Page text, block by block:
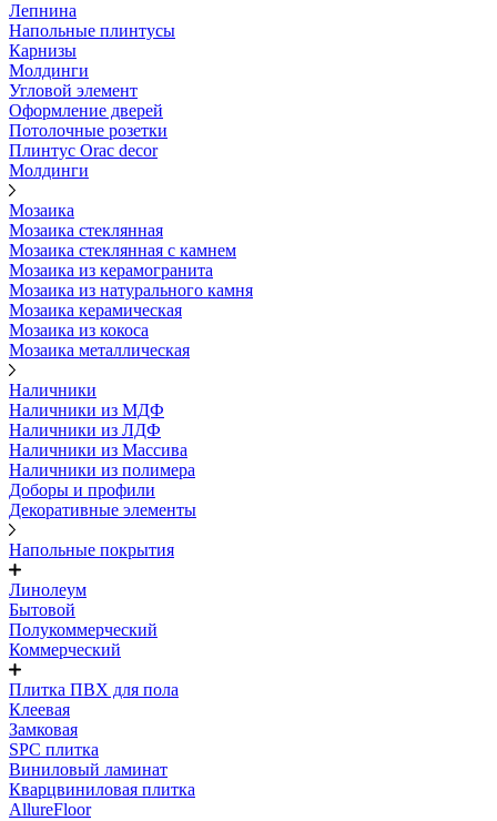
Лепнина
Напольные плинтусы
Карнизы
Молдинги
Угловой элемент
Оформление дверей
Потолочные розетки
Плинтус Orac decor
Молдинги
Мозаика
Мозаика стеклянная
Мозаика стеклянная с камнем
Мозаика из керамогранита
Мозаика из натурального камня
Мозаика керамическая
Мозаика из кокоса
Мозаика металлическая
Наличники
Наличники из МДФ
Наличники из ЛДФ
Наличники из Массива
Наличники из полимера
Доборы и профили
Декоративные элементы
Напольные покрытия
Линолеум
Бытовой
Полукоммерческий
Коммерческий
Плитка ПВХ для пола
Клеевая
Замковая
SPC плитка
Виниловый ламинат
Кварцвиниловая плитка
AllureFloor